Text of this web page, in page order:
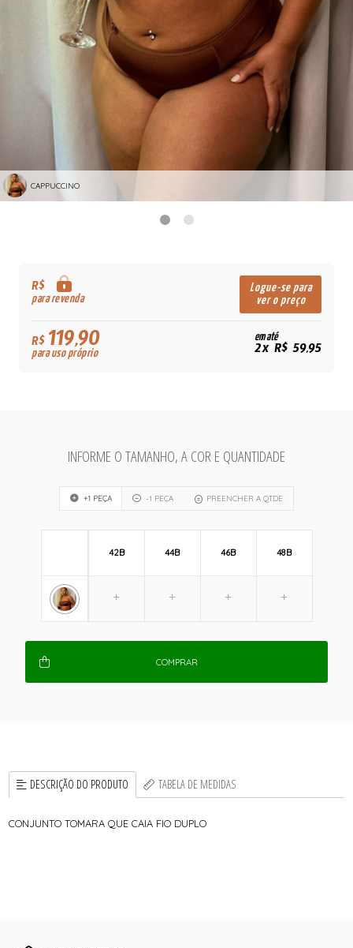
CAPPUCCINO
R$
para revenda
Logue-se para
ver o preço
R$119,90
para uso próprio
em até
2x R$ 59,95
INFORME O TAMANHO, A COR E QUANTIDADE
+1 PEÇA -1 PEÇA PREENCHER A QTDE
42B 44B 46B 48B
COMPRAR
DESCRIÇÃO DO PRODUTO TABELA DE MEDIDAS
CONJUNTO TOMARA QUE CAIA FIO DUPLO